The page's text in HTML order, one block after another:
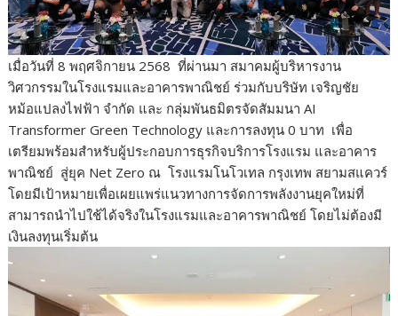
เมื่อวันที่ 8 พฤศจิกายน 2568 ที่ผ่านมา สมาคมผู้บริหารงาน
วิศวกรรมในโรงแรมและอาคารพาณิชย์ ร่วมกับบริษัท เจริญชัย
หม้อแปลงไฟฟ้า จำกัด และ กลุ่มพันธมิตรจัดสัมมนา AI
Transformer Green Technology และการลงทุน 0 บาท เพื่อ
เตรียมพร้อมสำหรับผู้ประกอบการธุรกิจบริการโรงแรม และอาคาร
พาณิชย์ สู่ยุค Net Zero ณ โรงแรมโนโวเทล กรุงเทพ สยามสแควร์
โดยมีเป้าหมายเพื่อเผยแพร่แนวทางการจัดการพลังงานยุคใหม่ที่
สามารถนำไปใช้ได้จริงในโรงแรมและอาคารพาณิชย์ โดยไม่ต้องมี
เงินลงทุนเริ่มต้น